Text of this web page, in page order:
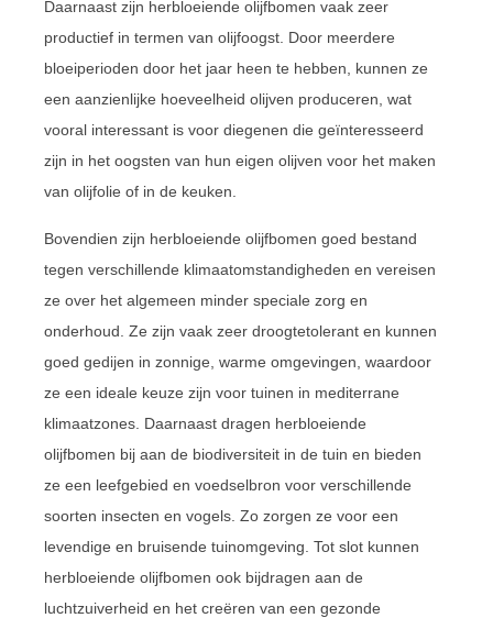
Daarnaast zijn herbloeiende olijfbomen vaak zeer
productief in termen van olijfoogst. Door meerdere
bloeiperioden door het jaar heen te hebben, kunnen ze
een aanzienlijke hoeveelheid olijven produceren, wat
vooral interessant is voor diegenen die geïnteresseerd
zijn in het oogsten van hun eigen olijven voor het maken
van olijfolie of in de keuken.
Bovendien zijn herbloeiende olijfbomen goed bestand
tegen verschillende klimaatomstandigheden en vereisen
ze over het algemeen minder speciale zorg en
onderhoud. Ze zijn vaak zeer droogtetolerant en kunnen
goed gedijen in zonnige, warme omgevingen, waardoor
ze een ideale keuze zijn voor tuinen in mediterrane
klimaatzones. Daarnaast dragen herbloeiende
olijfbomen bij aan de biodiversiteit in de tuin en bieden
ze een leefgebied en voedselbron voor verschillende
soorten insecten en vogels. Zo zorgen ze voor een
levendige en bruisende tuinomgeving. Tot slot kunnen
herbloeiende olijfbomen ook bijdragen aan de
luchtzuiverheid en het creëren van een gezonde